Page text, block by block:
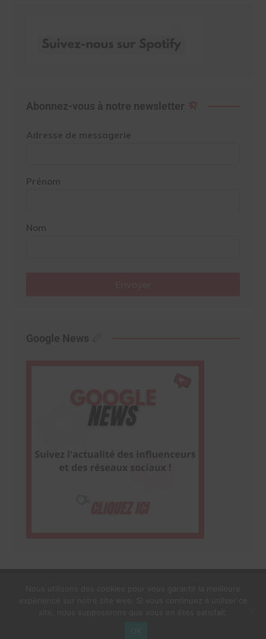
Abonnez-vous à notre newsletter
Adresse de messagerie
Prénom
Nom
Google News
À propos
OK